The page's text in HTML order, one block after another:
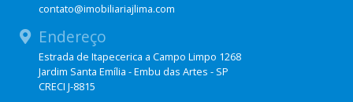
contato@imobiliariajlima.com
Endereço
Estrada de Itapecerica a Campo Limpo 1268
Jardim Santa Emília - Embu das Artes - SP
CRECI J-8815